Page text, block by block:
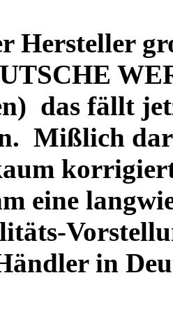
Hersteller
das fällt
Mißlich
eine
in